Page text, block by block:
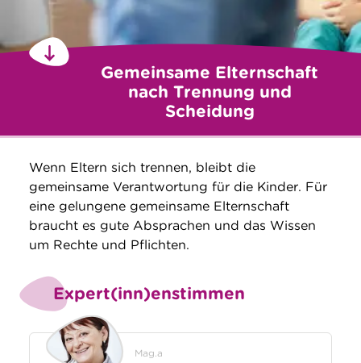
Gemeinsame Elternschaft
nach Trennung und
Scheidung
Wenn Eltern sich trennen, bleibt die
gemeinsame Verantwortung für die Kinder. Für
eine gelungene gemeinsame Elternschaft
braucht es gute Absprachen und das Wissen
um Rechte und Pflichten.
Expert(inn)enstimmen
Mag.a